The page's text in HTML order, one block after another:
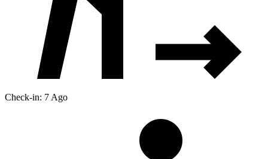
Check-in: 7 Ago